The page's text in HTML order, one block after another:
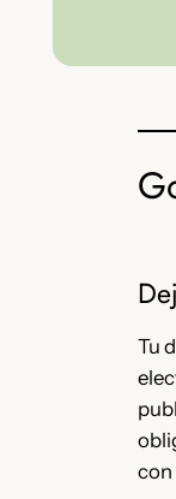
Tu
con